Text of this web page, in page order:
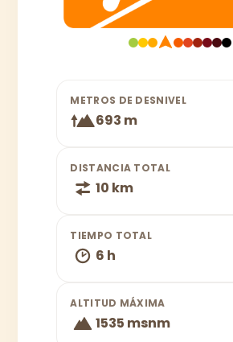
METROS DE DESNIVEL
693 m
DISTANCIA TOTAL
10 km
TIEMPO TOTAL
6 h
ALTITUD MÁXIMA
1535 msnm